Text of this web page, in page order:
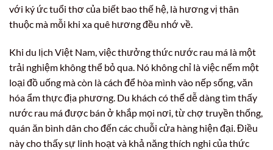
với ký ức tuổi thơ của biết bao thế hệ, là hương vị thân
thuộc mà mỗi khi xa quê hương đều nhớ về.
Khi du lịch Việt Nam, việc thưởng thức nước rau má là một
trải nghiệm không thể bỏ qua. Nó không chỉ là việc nếm một
loại đồ uống mà còn là cách để hòa mình vào nếp sống, văn
hóa ẩm thực địa phương. Du khách có thể dễ dàng tìm thấy
nước rau má được bán ở khắp mọi nơi, từ chợ truyền thống,
quán ăn bình dân cho đến các chuỗi cửa hàng hiện đại. Điều
này cho thấy sự linh hoạt và khả năng thích nghi của thức